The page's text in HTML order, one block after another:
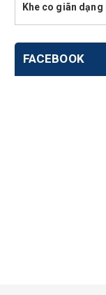
Khe co giãn dạng
FACEBOOK